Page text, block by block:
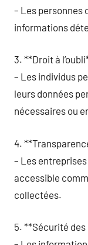
– Les personnes
informations
3. **Droit à
– Les individus
leurs données
nécessaires ou
4.
– Les
accessible
collectées.
5. **Sécurité des